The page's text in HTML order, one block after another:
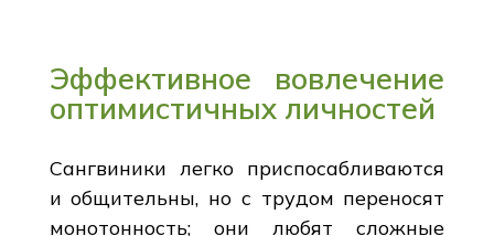
Эффективное вовлечение
оптимистичных личностей
Сангвиники легко приспосабливаются
и общительны, но с трудом переносят
монотонность; они любят сложные